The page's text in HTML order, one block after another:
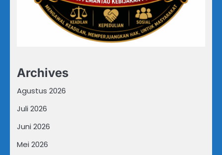
Archives
Agustus 2026
Juli 2026
Juni 2026
Mei 2026